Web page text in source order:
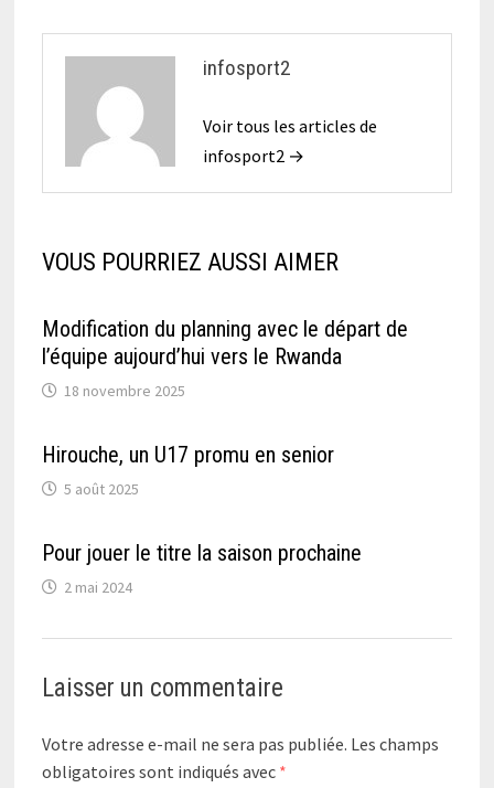
infosport2
Voir tous les articles de
infosport2 →
VOUS POURRIEZ AUSSI AIMER
Modification du planning avec le départ de
l’équipe aujourd’hui vers le Rwanda
18 novembre 2025
Hirouche, un U17 promu en senior
5 août 2025
Pour jouer le titre la saison prochaine
2 mai 2024
Laisser un commentaire
Votre adresse e-mail ne sera pas publiée. Les champs
obligatoires sont indiqués avec *